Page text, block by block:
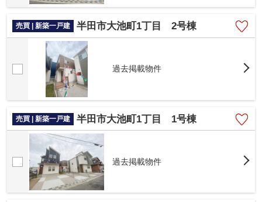
売買 | 新築一戸建 半田市大池町1丁目 2号棟
過去掲載物件
売買 | 新築一戸建 半田市大池町1丁目 1号棟
過去掲載物件